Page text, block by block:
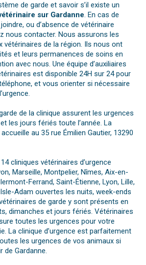
de garde et savoir s’il existe un
sur Gardanne. En cas de
ou d’absence de vétérinaire
nous contacter. Nous assurons les
vétérinaires de la région. Ils nous ont
et leurs permanences de soins en
avec nous. Une équipe d’auxiliaires
est disponible 24H sur 24 pour
et vous orienter si nécessaire
de la clinique assurent les urgences
les jours fériés toute l’année. La
au 35 rue Émilien Gautier, 13290
cliniques vétérinaires d’urgence
Marseille, Montpelier, Nîmes, Aix-en-
Ferrand, Saint-Étienne, Lyon, Lille,
Adam ouvertes les nuits, week-ends
de garde y sont présents en
dimanches et jours fériés. Vétérinaires
toutes les urgences pour votre
La clinique d’urgence est parfaitement
les urgences de vos animaux si
de Gardanne.